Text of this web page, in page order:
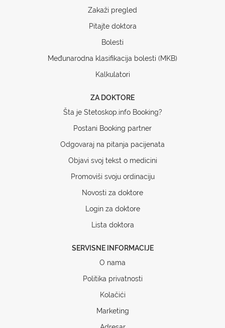
Zakaži pregled
Pitajte doktora
Bolesti
Međunarodna klasifikacija bolesti (MKB)
Kalkulatori
ZA DOKTORE
Šta je Stetoskop.info Booking?
Postani Booking partner
Odgovaraj na pitanja pacijenata
Objavi svoj tekst o medicini
Promoviši svoju ordinaciju
Novosti za doktore
Login za doktore
Lista doktora
SERVISNE INFORMACIJE
O nama
Politika privatnosti
Kolačići
Marketing